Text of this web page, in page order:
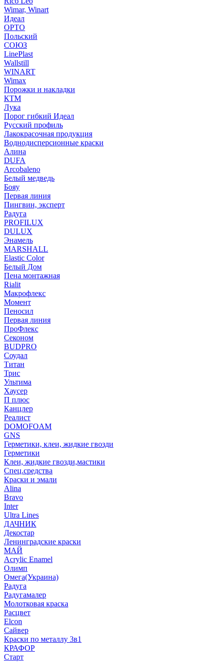
Wimar, Winart
Идеал
ОРТО
Польский
СОЮЗ
LinePlast
Wallstill
WINART
Wimax
Порожки и накладки
КТМ
Лука
Порог гибкий Идеал
Русский профиль
Лакокрасочная продукция
Воднодисперсионные краски
Алина
DUFA
Arcobaleno
Белый медведь
Бояу
Первая линия
Пингвин, эксперт
Радуга
PROFILUX
DULUX
Энамель
MARSHALL
Elastic Color
Белый Дом
Пена монтажная
Rialit
Макрофлекс
Момент
Пеносил
Первая линия
ПроФлекс
Секоном
BUDPRO
Соудал
Титан
Трис
Ультима
Хаусер
П плюс
Канцлер
Реалист
DOMOFOAM
GNS
Герметики, клеи, жидкие гвозди
Герметики
Клеи, жидкие гвозди,мастики
Спец.средства
Краски и эмали
Alina
Bravo
Inter
Ultra Lines
ДАЧНИК
Декостар
Ленинградские краски
МАЙ
Acrylic Enamel
Олимп
Омега(Украина)
Радуга
Радугамалер
Молотковая краска
Расцвет
Elcon
Сайвер
Краски по металлу 3в1
КРАФОР
Старт